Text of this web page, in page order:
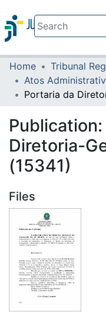
Communities &
All of DSpace
Home
Atos
Publication:
Diretoria-
(15341)
Files